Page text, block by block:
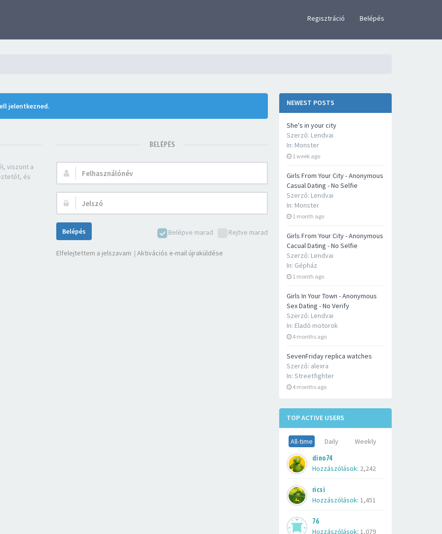
Regisztráció Belépés
NEWEST POSTS
She's in your city
Szerző: Lendvai
In: Monster
1 week ago
Girls From Your City - Anonymous
Casual Dating - No Selfie
Szerző: Lendvai
In: Monster
1 month ago
Girls From Your City - Anonymous
Cacual Dating - No Selfie
Szerző: Lendvai
In: Gépház
1 month ago
Girls In Your Town - Anonymous
Sex Dating - No Verify
Szerző: Lendvai
In: Eladó motorok
4 months ago
SevenFriday replica watches
Szerző: alexra
In: Streetfighter
4 months ago
TOP ACTIVE USERS
All-time Daily Weekly
dino74
Hozzászólások: 2,242
ricsi
Hozzászólások: 1,451
76
Hozzászólások: 1,079
jelentkezned.
viszont a
és
BELÉPÉS
Felhasználónév:
Jelszó:
Belépve marad Rejtve marad
Belépés
Elfelejtettem a jelszavam | Aktivációs e-mail újraküldése